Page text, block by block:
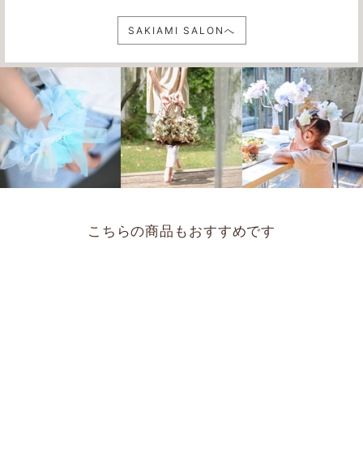
SAKIAMI SALONへ
こちらの商品もおすすめです